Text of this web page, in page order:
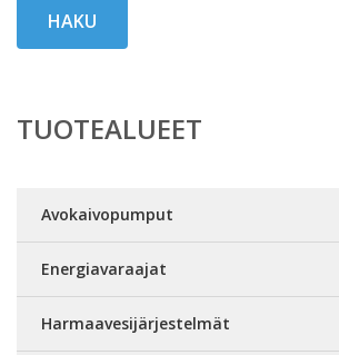
HAKU
TUOTEALUEET
Avokaivopumput
Energiavaraajat
Harmaavesijärjestelmät